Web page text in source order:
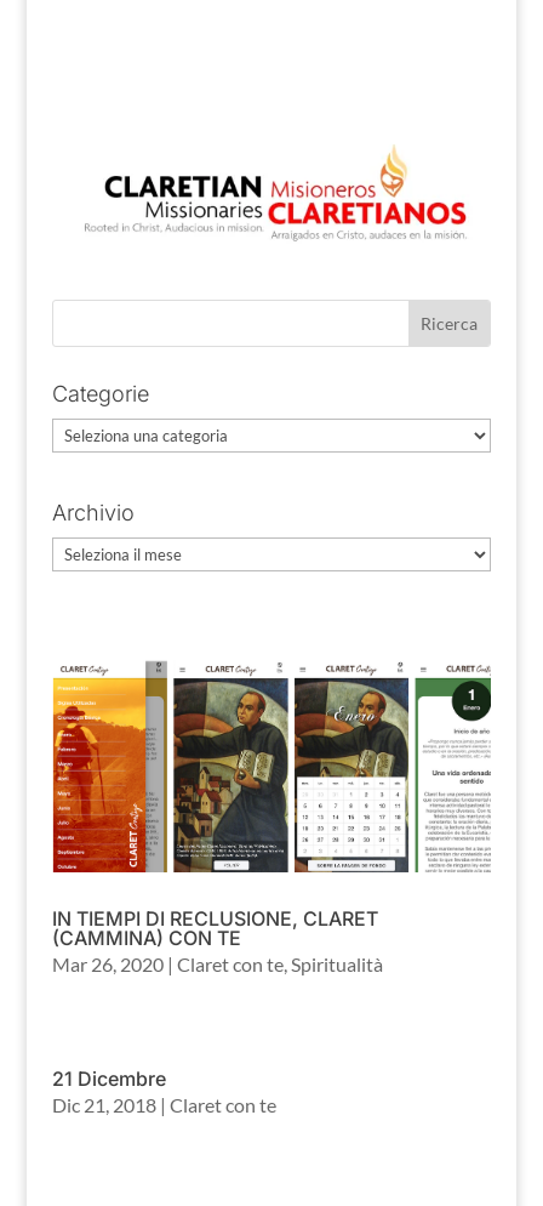
Categorie
Categorie
Archivio
Archivio
IN TIEMPI DI RECLUSIONE, CLARET
(CAMMINA) CON TE
Mar 26, 2020| Claret con te,Spiritualità
21 Dicembre
Dic 21, 2018| Claret con te